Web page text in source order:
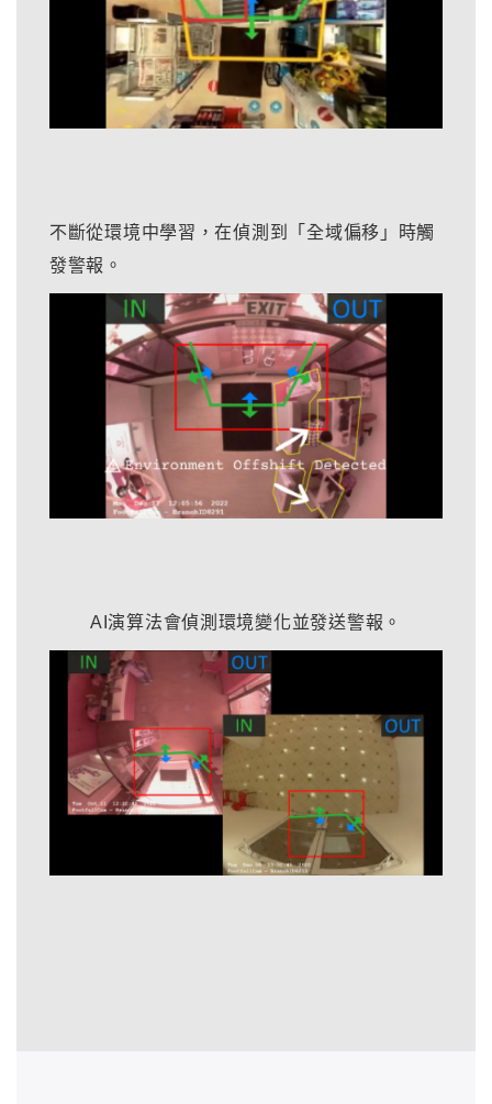
不斷從環境中學習，在偵測到「全域偏移」時觸
發警報。
AI演算法會偵測環境變化並發送警報。